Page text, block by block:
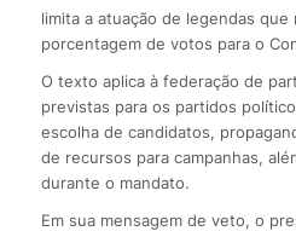
limita a atuação de legendas
porcentagem de votos para o
O texto aplica à federação de
previstas para os partidos
escolha de candidatos,
de recursos para campanhas,
durante o mandato.
Em sua mensagem de veto, o